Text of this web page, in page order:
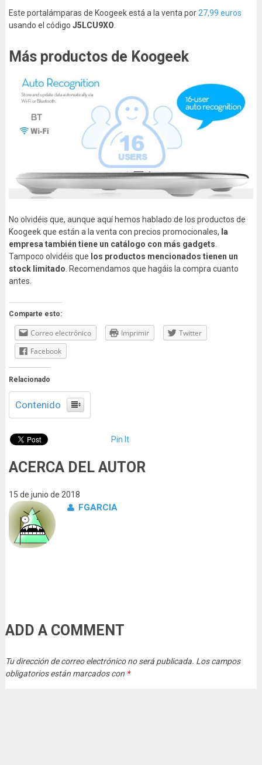
Este portalámparas de Koogeek está a la venta por 27,99 euros
usando el código J5LCU9XO
Más productos de Koogeek
No olvidéis que, aunque aquí hemos hablado de los productos de
Koogeek que están a la venta con precios promocionales, la
empresa también tiene un catálogo con más gadgets
Tampoco olvidéis que los productos mencionados tienen un
stock limitado . Recomendamos que hagáis la compra cuanto
antes.
Comparte esto:
Correo electrónico Imprimir
Twitter
Facebook
Relacionado
Contenido
Pin It
ACERCA DEL AUTOR
15 de junio de 2018
FGARCIA
ADD A COMMENT
Tu dirección de correo electrónico no será publicada. Los campos
obligatorios están marcados con *